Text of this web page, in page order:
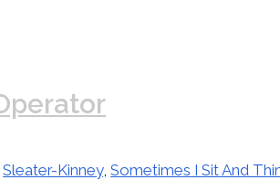
,Sleater-Kinney,Sometimes I Sit And